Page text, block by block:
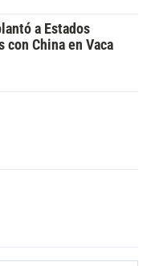
a Estados
con China en Vaca